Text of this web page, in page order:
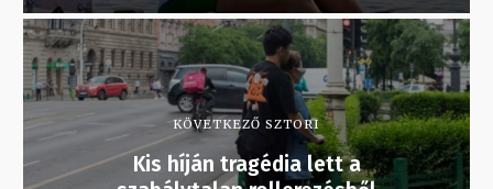
KÖVETKEZŐ SZTORI
Kis híján tragédia lett a